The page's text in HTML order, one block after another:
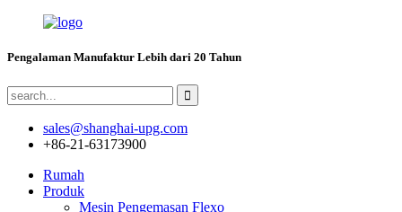
Pengalaman Manufaktur Lebih dari 20 Tahun
sales@shanghai-upg.com
+86-21-63173900
Rumah
Produk
Mesin Pengemasan Flexo